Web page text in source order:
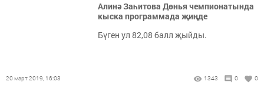
Алинә Заһитова Дөнья чемпионатында
кыска программада җиңде
Бүген ул 82,08 балл җыйды.
20 март 2019, 16:03 1343 0 0